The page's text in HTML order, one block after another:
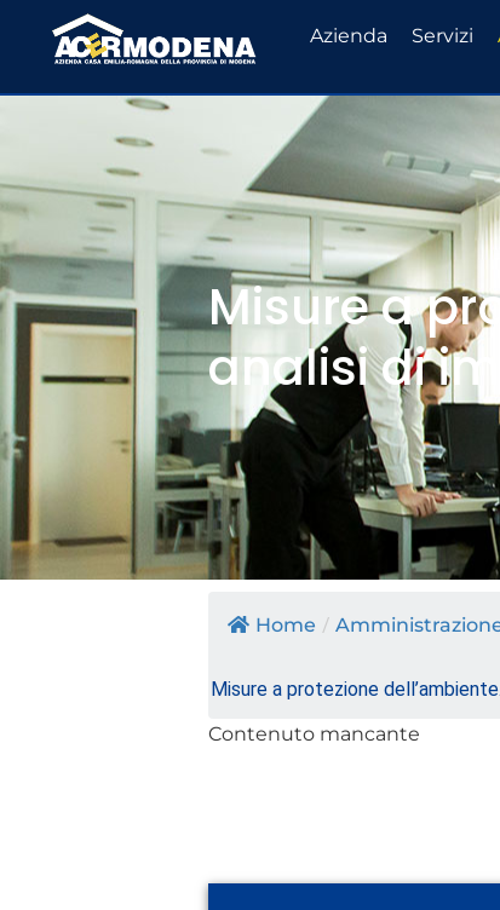
Azienda Servizi
Misure a
analisi di
Home /
Misure a protezione
Contenuto mancante